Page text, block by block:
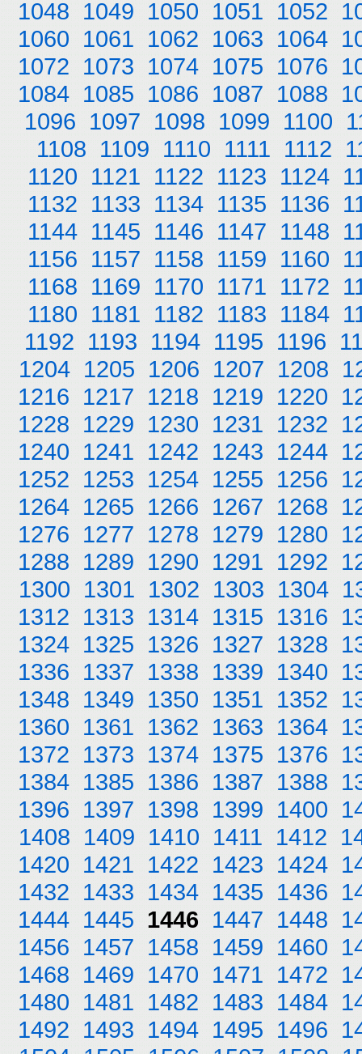
1048 1049 1050 1051 1052
1060 1061 1062 1063 1064
1072 1073 1074 1075 1076
1084 1085 1086 1087 1088
1096 1097 1098 1099 1100
1108 1109 1110 1111 1112
1120 1121 1122 1123 1124
1132 1133 1134 1135 1136
1144 1145 1146 1147 1148
1156 1157 1158 1159 1160
1168 1169 1170 1171 1172
1180 1181 1182 1183 1184
1192 1193 1194 1195 1196
1204 1205 1206 1207 1208
1216 1217 1218 1219 1220
1228 1229 1230 1231 1232
1240 1241 1242 1243 1244
1252 1253 1254 1255 1256
1264 1265 1266 1267 1268
1276 1277 1278 1279 1280
1288 1289 1290 1291 1292
1300 1301 1302 1303 1304
1312 1313 1314 1315 1316
1324 1325 1326 1327 1328
1336 1337 1338 1339 1340
1348 1349 1350 1351 1352
1360 1361 1362 1363 1364
1372 1373 1374 1375 1376
1384 1385 1386 1387 1388
1396 1397 1398 1399 1400
1408 1409 1410 1411 1412
1420 1421 1422 1423 1424
1432 1433 1434 1435 1436
1444 1445 1446 1447 1448
1456 1457 1458 1459 1460
1468 1469 1470 1471 1472
1480 1481 1482 1483 1484
1492 1493 1494 1495 1496